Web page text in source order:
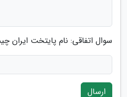
سوال اتفاقی: نام پایتخت ایران
ارسال